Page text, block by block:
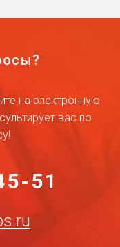
на электронную
вас по
51